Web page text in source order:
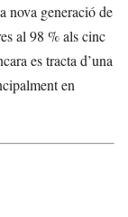
nova generació de
al 98 % als cinc
es tracta d’una
en